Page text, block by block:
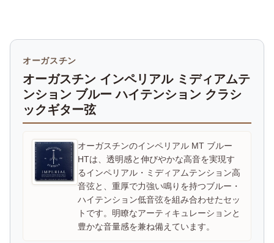
オーガスチン
オーガスチン インペリアル ミディアムテ
ンション ブルー ハイテンション クラシ
ックギター弦
オーガスチンのインペリアル MT ブルー
HTは、透明感と伸びやかな高音を実現す
るインペリアル・ミディアムテンション高
音弦と、重厚で力強い鳴りを持つブルー・
ハイテンション低音弦を組み合わせたセッ
トです。明瞭なアーティキュレーションと
豊かな音量感を兼ね備えています。